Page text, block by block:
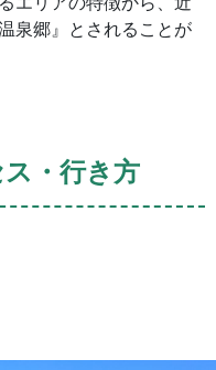
泉郷』とされることが
・行き方